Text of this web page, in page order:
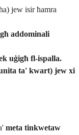
jew isir ħamra
addominali
uġigħ fl-ispalla.
ta' kwart) jew xi
meta tinkwetaw